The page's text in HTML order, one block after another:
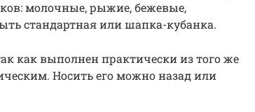
молочные, рыжие, бежевые,
стандартная или шапка-кубанка.
как выполнен практически из того же
Носить его можно назад или